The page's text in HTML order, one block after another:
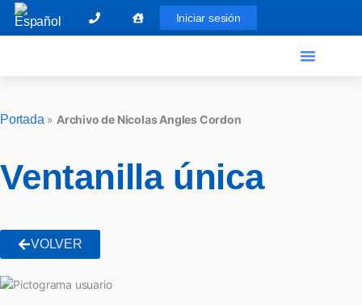
Iniciar sesión
Portada » Archivo de Nicolas Angles Cordon
Ventanilla única
VOLVER